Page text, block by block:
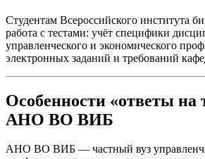
Студентам Всероссийского института
работа с тестами: учёт специфики
управленческого и экономического
электронных заданий и требований
Особенности «ответы на
АНО ВО ВИБ
АНО ВО ВИБ — частный вуз